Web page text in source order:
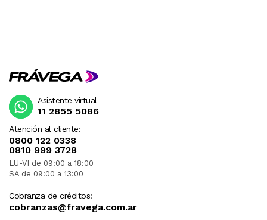
Atención al cliente:
0800 122 0338
0810 999 3728
LU-VI de 09:00 a 18:00
SA de 09:00 a 13:00
Cobranza de créditos:
cobranzas@fravega.com.ar
Asistente virtual
11 2855 5086